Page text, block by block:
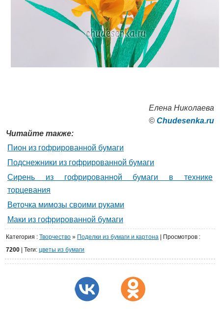
Елена Николаева
© Сhudesenka.ru
Читайте также:
Пион из гофрированной бумаги
Подснежники из гофрированной бумаги
Сирень из гофрированной бумаги в технике
торцевания
Веточка мимозы своими руками
Маки из гофрированной бумаги
Категория : Творчество » Поделки из бумаги и картона Просмотров :
7200 | Теги: цветы из бумаги